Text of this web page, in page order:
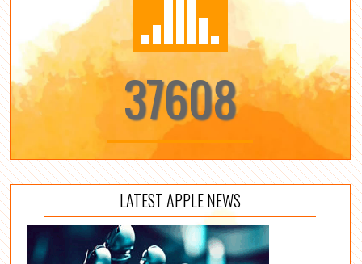
37608
LATEST APPLE NEWS